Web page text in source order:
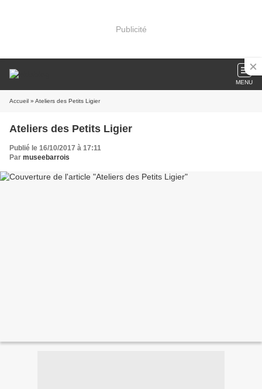
Publicité
MENU
Accueil » Ateliers des Petits Ligier
Ateliers des Petits Ligier
Publié le 16/10/2017 à 17:11
Par museebarrois